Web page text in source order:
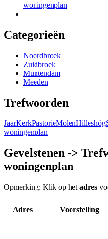
woningenplan
Categorieën
Noordbroek
Zuidbroek
Muntendam
Meeden
Trefwoorden
JaarKerkPastorieMolenHilleshög
woningenplan
Gevelstenen ->
woningenplan
Opmerking: Klik op het adres
Adres Voorstelling